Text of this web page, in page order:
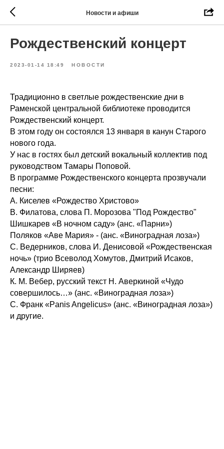
Новости и афиши
Рождественский концерт
2023-01-14 18:49 НОВОСТИ
Традиционно в светлые рождественские дни в
Раменской центральной библиотеке проводится
Рождественский концерт.
В этом году он состоялся 13 января в канун Старого
нового года.
У нас в гостях был детский вокальный коллектив под
руководством Тамары Поповой.
В программе Рождественского концерта прозвучали
песни:
А. Киселев «Рождество Христово»
В. Филатова, слова П. Морозова "Под Рождество"
Шишкарев «В ночном саду» (анс. «Парни»)
Поляков «Аве Мария» - (анс. «Виноградная лоза»)
С. Ведерников, слова И. Денисовой «Рождественская
ночь» (трио Всеволод Хомутов, Дмитрий Исаков,
Александр Ширяев)
К. М. Вебер, русский текст Н. Аверкиной «Чудо
совершилось…» (анс. «Виноградная лоза»)
С. Франк «Panis Angelicus» (анс. «Виноградная лоза»)
и другие.